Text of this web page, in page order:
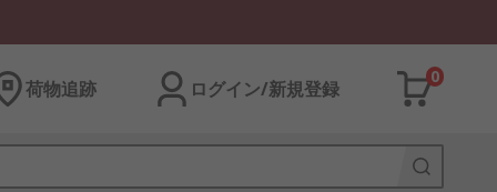
荷物追跡 ログイン/新規登録
0